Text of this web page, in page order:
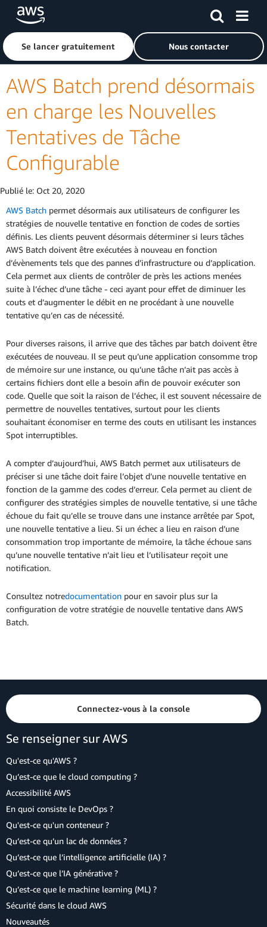
Passer au contenu principal
Cliquer ici pour revenir à la page d'accueil d'Amazon Web
Se lancer gratuitement Nous contacter
AWS Batch prend désormais
en charge les Nouvelles
Tentatives de Tâche
Configurable
Publié le: Oct 20, 2020
AWS Batch permet désormais aux utilisateurs de configurer les
stratégies de nouvelle tentative en fonction de codes de sorties
définis. Les clients peuvent désormais déterminer si leurs tâches
AWS Batch doivent être exécutées à nouveau en fonction
d’évènements tels que des pannes d’infrastructure ou d’application.
Cela permet aux clients de contrôler de près les actions menées
suite à l’échec d’une tâche - ceci ayant pour effet de diminuer les
couts et d’augmenter le débit en ne procédant à une nouvelle
tentative qu’en cas de nécessité.
Pour diverses raisons, il arrive que des tâches par batch doivent être
exécutées de nouveau. Il se peut qu’une application consomme trop
de mémoire sur une instance, ou qu’une tâche n’ait pas accès à
certains fichiers dont elle a besoin afin de pouvoir exécuter son
code. Quelle que soit la raison de l’échec, il est souvent nécessaire de
permettre de nouvelles tentatives, surtout pour les clients
souhaitant économiser en terme des couts en utilisant les instances
Spot interruptibles.
A compter d’aujourd’hui, AWS Batch permet aux utilisateurs de
préciser si une tâche doit faire l’objet d’une nouvelle tentative en
fonction de la gamme des codes d’erreur. Cela permet au client de
configurer des stratégies simples de nouvelle tentative, si une tâche
échoue du fait qu’elle se trouve dans une instance arrêtée par Spot,
une nouvelle tentative a lieu. Si un échec a lieu en raison d’une
consommation trop importante de mémoire, la tâche échoue sans
qu’une nouvelle tentative n’ait lieu et l’utilisateur reçoit une
notification.
Consultez notredocumentation pour en savoir plus sur la
configuration de votre stratégie de nouvelle tentative dans AWS
Batch.
Connectez-vous à la console
Se renseigner sur AWS
Qu'est-ce qu'AWS ?
Qu’est-ce que le cloud computing ?
Accessibilité AWS
En quoi consiste le DevOps ?
Qu'est-ce qu'un conteneur ?
Qu’est-ce qu’un lac de données ?
Qu’est-ce que l’intelligence artificielle (IA) ?
Qu’est-ce que l’IA générative ?
Qu’est-ce que le machine learning (ML) ?
Sécurité dans le cloud AWS
Nouveautés